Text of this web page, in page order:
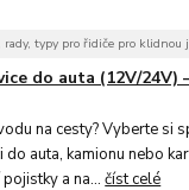
rady, typy pro řidiče pro klidnou
do auta (12V/24V)
na cesty? Vyberte si
auta, kamionu nebo
a na...číst celé